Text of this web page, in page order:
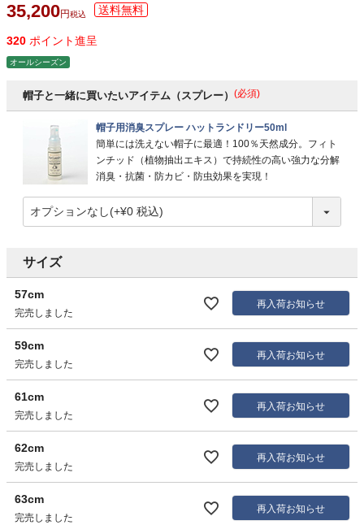
35,200 税込
320 ポイント進呈
オールシーズン
帽子と一緒に買いたいアイテム（スプレー） (必須)
帽子用消臭スプレー ハットランドリー50ml
簡単には洗えない帽子に最適！100％天然成分。フィト
ンチッド（植物抽出エキス）で持続性の高い強力な分解
消臭・抗菌・防カビ・防虫効果を実現！
サイズ
57cm
完売しました
再入荷お知らせ
59cm
完売しました
再入荷お知らせ
61cm
完売しました
再入荷お知らせ
62cm
完売しました
再入荷お知らせ
63cm
完売しました
再入荷お知らせ